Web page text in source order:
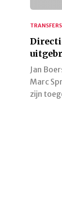
TRANSFERS
Jan
Marc
zijn